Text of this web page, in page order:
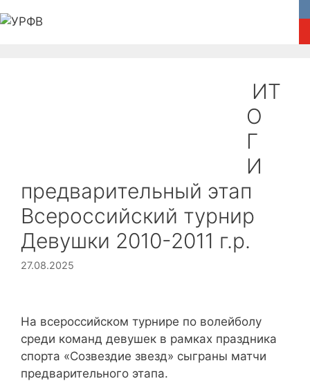
к
ИТ
О
Г
И
предварительный этап
Всероссийский турнир
Девушки 2010-2011 г.р.
27.08.2025
На всероссийском турнире по волейболу
среди команд девушек в рамках праздника
спорта «Созвездие звезд» сыграны матчи
предварительного этапа.